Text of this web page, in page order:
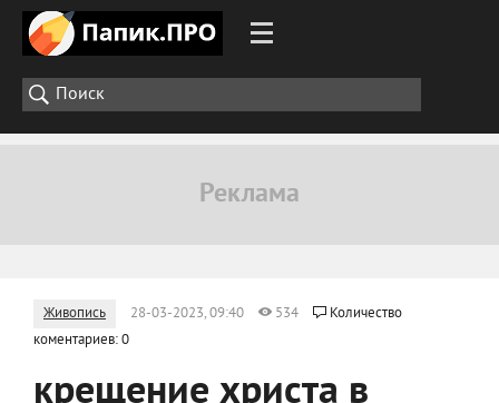
Живопись 28-03-2023, 09:40 534
Количество
коментариев: 0